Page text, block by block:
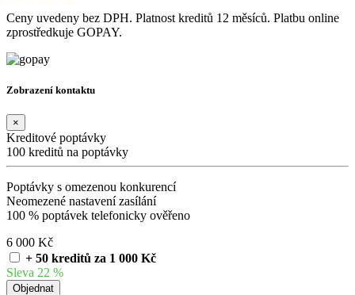
Ceny uvedeny bez DPH. Platnost kreditů 12 měsíců. Platbu online
zprostředkuje GOPAY.
Zobrazení kontaktu
×
Kreditové poptávky
100 kreditů na poptávky
Poptávky s omezenou konkurencí
Neomezené nastavení zasílání
100 % poptávek telefonicky ověřeno
6 000 Kč
+ 50 kreditů za 1 000 Kč
Sleva 22 %